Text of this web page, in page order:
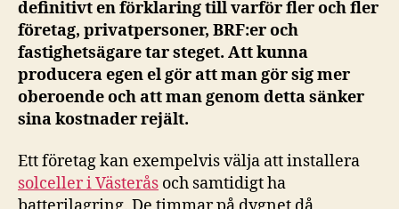
definitivt en förklaring till varför fler och fler
företag, privatpersoner, BRF:er och
fastighetsägare tar steget. Att kunna
producera egen el gör att man gör sig mer
oberoende och att man genom detta sänker
sina kostnader rejält.
Ett företag kan exempelvis välja att installera
solceller i Västerås och samtidigt ha